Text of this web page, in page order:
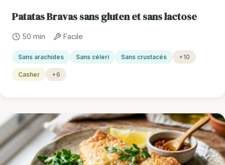
Patatas Bravas sans gluten et sans lactose
50 min Facile
Sans arachides Sans céleri Sans crustacés +10
Casher +6